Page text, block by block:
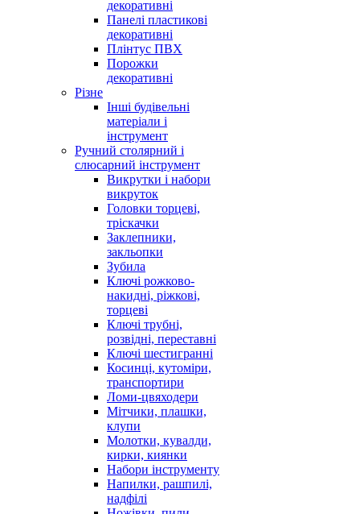
декоративні
Панелі пластикові
декоративні
Плінтус ПВХ
Порожки
декоративні
Різне
Інші будівельні
матеріали і
інструмент
Ручний столярний і
слюсарний інструмент
Викрутки і набори
викруток
Головки торцеві,
тріскачки
Заклепники,
закльопки
Зубила
Ключі рожково-
накидні, ріжкові,
торцеві
Ключі трубні,
розвідні, переставні
Ключі шестигранні
Косинці, кутоміри,
транспортири
Ломи-цвяходери
Мітчики, плашки,
клупи
Молотки, кувалди,
кирки, киянки
Набори інструменту
Напилки, рашпилі,
надфілі